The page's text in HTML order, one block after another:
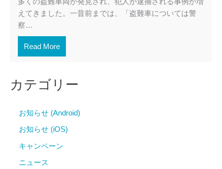
えてきました。一昔前までは、「盗難車については警
察…
Read More
カテゴリー
お知らせ (Android)
お知らせ (iOS)
キャンペーン
ニュース